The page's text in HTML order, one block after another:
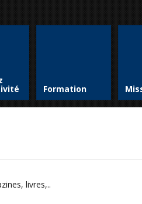
Formation
livres,..